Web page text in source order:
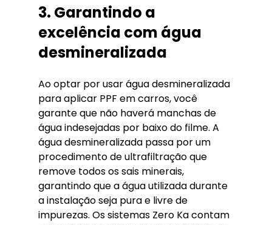
3. Garantindo a
excelência com água
desmineralizada
Ao optar por usar água desmineralizada
para aplicar PPF em carros, você
garante que não haverá manchas de
água indesejadas por baixo do filme. A
água desmineralizada passa por um
procedimento de ultrafiltração que
remove todos os sais minerais,
garantindo que a água utilizada durante
a instalação seja pura e livre de
impurezas. Os sistemas Zero Ka contam